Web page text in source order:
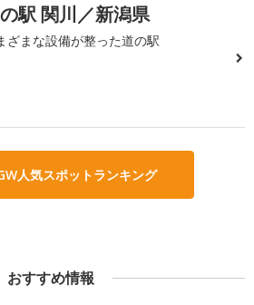
駅 関川／新潟県
ざまな設備が整った道の駅
人気スポットランキング
おすすめ情報